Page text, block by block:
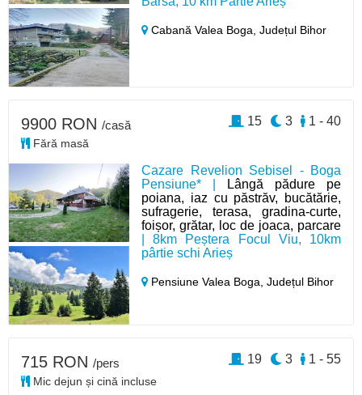
Cabană Valea Boga,Județul Bihor
Cazare Revelion Sebisel - Boga
Pensiune* |
Lângă pădure pe
poiana, iaz cu păstrăv, bucătărie,
sufragerie, terasa, gradina-curte,
foișor, grătar, loc de joaca, parcare
| 8km Peștera Focul Viu, 10km
pârtie schi Arieș
Pensiune Valea Boga,Județul Bihor
9900 RON /casă
Fără masă
1 - 40
3
15
715 RON /pers
Mic dejun și cină incluse
1 - 55
3
19